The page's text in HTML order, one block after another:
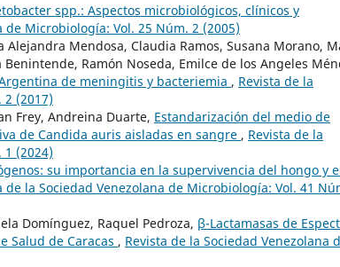
spp.: Aspectos microbiológicos, clínicos y
de Microbiología: Vol. 25 Núm. 2 (2005)
Mendosa, Claudia Ramos, Susana Morano,
Ramón Noseda, Emilce de los Angeles
de meningitis y bacteriemia , Revista de la
(2017)
Frey, Andreina Duarte, Estandarización del medio de
de Candida auris aisladas en sangre , Revista de la
(2024)
su importancia en la supervivencia del hongo y
de la Sociedad Venezolana de Microbiología: Vol. 41
Domínguez, Raquel Pedroza, β-Lactamasas de
Salud de Caracas , Revista de la Sociedad Venezolana